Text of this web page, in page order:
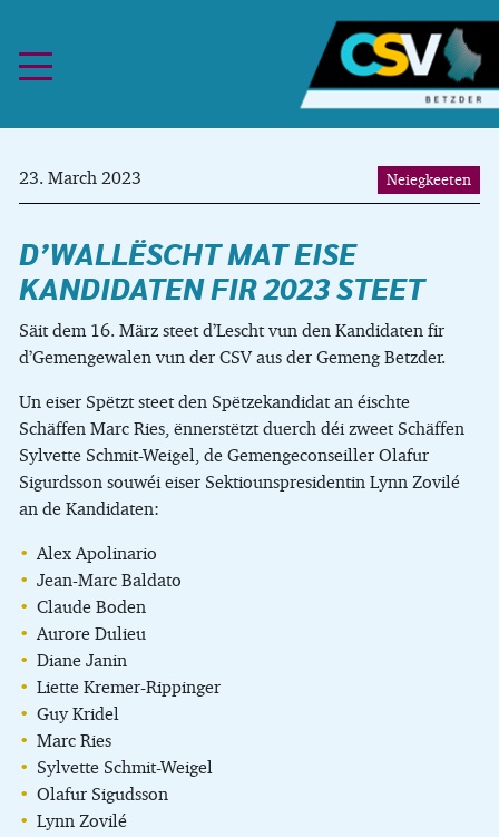
D’WALLËSCHT MAT EISE
KANDIDATEN FIR 2023 STEET
23. March 2023 Neiegkeeten
Säit dem 16. März steet d’Lescht vun den Kandidaten fir
d’Gemengewalen vun der CSV aus der Gemeng Betzder.
Un eiser Spëtzt steet den Spëtzekandidat an éischte
Schäffen Marc Ries, ënnerstëtzt duerch déi zweet Schäffen
Sylvette Schmit-Weigel, de Gemengeconseiller Olafur
Sigurdsson souwéi eiser Sektiounspresidentin Lynn Zovilé
an de Kandidaten:
Alex Apolinario
Jean-Marc Baldato
Claude Boden
Aurore Dulieu
Diane Janin
Liette Kremer-Rippinger
Guy Kridel
Marc Ries
Sylvette Schmit-Weigel
Olafur Sigudsson
Lynn Zovilé